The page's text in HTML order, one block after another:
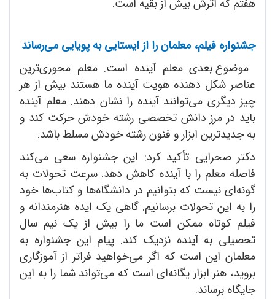
جشنواره فیلم، معلمان را از ایستایی به پویایی می‌رساند
موضوع بعدی معلم آینده است. معلم محوری‌ترین
عناصر شکل دهنده هویت آینده ما هستند بیش از هر
چیز دیگری می‌توانند آینده را نشان دهند. معلم آینده
باید در مرز دانش تخصصی رشته خودش حرکت کند و
به جدیدترین ابزار و فنون رشته خودش مسلط باشد.
دکتر صحرایی تأکید کرد: این جشنواره سعی می‌کند
فاصله معلم را با آینده کاهش دهد. سرعت تحولات به
گونه‌ای نیست که بتوانیم در دانشگاه‌ها و کتاب‌ها خود
را به این تحولات برسانیم. گاهی یک ایده هنرمندانه و
فیلم کوتاه ممکن است ما را بیش از یک نیم سال
تحصیلی به آینده نزدیک ‌کند. پیام این جشنواره به
معلمان این است که اگر می‌خواهید فراتر از آموزگاری
بروید، هنر ابزار یگانه‌ای است که می‌تواند شما را به این
جایگاه برساند.